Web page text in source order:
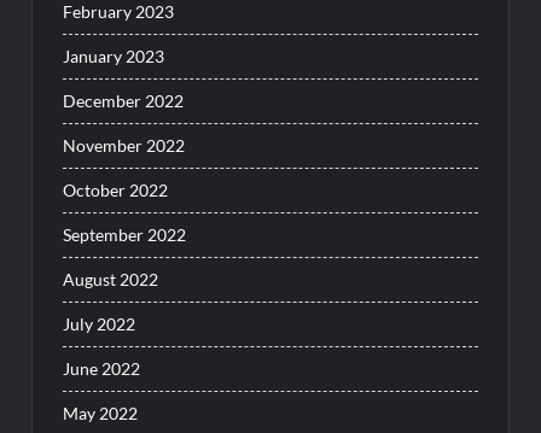
February 2023
January 2023
December 2022
November 2022
October 2022
September 2022
August 2022
July 2022
June 2022
May 2022